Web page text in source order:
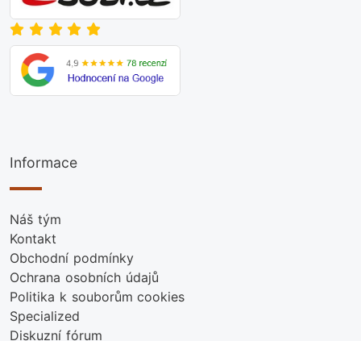
Informace
Náš tým
Kontakt
Obchodní podmínky
Ochrana osobních údajů
Politika k souborům cookies
Specialized
Diskuzní fórum